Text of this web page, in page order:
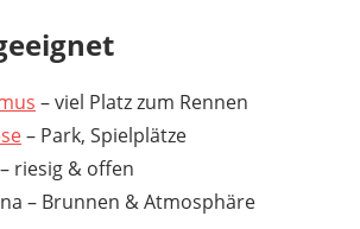
– viel Platz zum Rennen
– Park, Spielplätze
– riesig & offen
– Brunnen & Atmosphäre